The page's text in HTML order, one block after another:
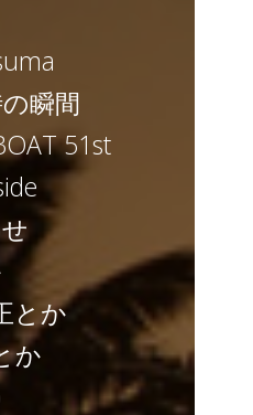
瞬間
51st
とか
か